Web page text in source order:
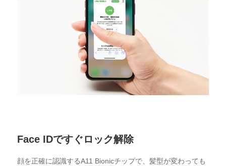
ステップ3
交換端末を受け取る
返送時の注意点
Face IDですぐロック解除
顔を正確に認識するA11 Bionicチップで、髪型が変わっても